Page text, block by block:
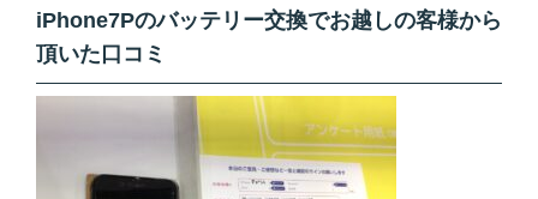
iPhone7Pのバッテリー交換でお越しの客様から
頂いた口コミ